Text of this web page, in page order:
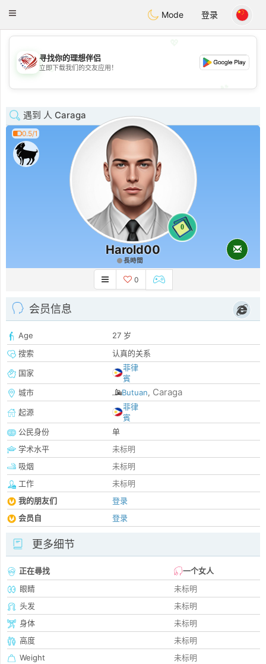
Dating
Toggle
Mode 登录
💖
寻找你的理想伴侣
立即下载我们的交友应用！
遇到 人 Caraga
0.5/1
0
Harold00
長時間
0
会员信息
Age
27 岁
搜索
认真的关系
国家
菲律
賓
城市
Butuan, Caraga
起源
菲律
賓
公民身份
单
学术水平
未标明
吸烟
未标明
工作
未标明
我的朋友们
登录
会员自
登录
更多细节
正在尋找
一个女人
眼睛
未标明
头发
未标明
身体
未标明
高度
未标明
Weight
未标明